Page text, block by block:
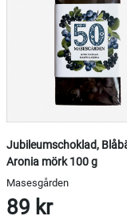
Jubileumschoklad,
Aronia mörk 100 g
Masesgården
89 kr